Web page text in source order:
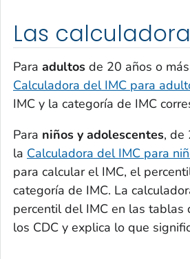
Las
Para adultos de 20 años o
Calculadora del IMC para
IMC y la categoría de IMC
Para niños y adolescentes, de
la Calculadora del IMC para
para calcular el IMC, el
categoría de IMC. La
percentil del IMC en las tablas
los CDC y explica lo que